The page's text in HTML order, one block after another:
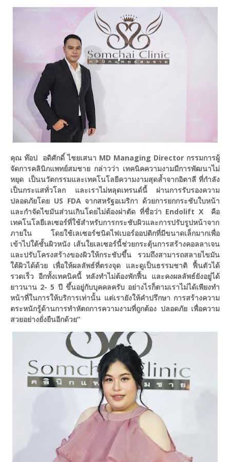
คุณ ท๊อป อดิศักดิ์ ไชยเสนา MD Managing Director กรรมการผู้
จัดการคลินิกแพทย์สมชาย กล่าวว่า เทคนิคความงามมีการพัฒนาไม่
หยุด เป็นนวัตกรรมและเทคโนโลยีความงามสุดล้ำจากอิตาลี ที่กำลัง
เป็นกระแสทั่วโลก และเราไม่หลุดเทรนด์นี้ ผ่านการรับรองความ
ปลอดภัยโดย US FDA จากสหรัฐอเมริกา ด้วยการยกกระชับใบหน้า
และกำจัดไขมันส่วนเกินโดยไม่ต้องผ่าตัด ที่ชื่อว่า Endolift X คือ
เทคโนโลยีเลเซอร์ที่ใช้สำหรับการกระชับผิวและการปรับรูปหน้าจาก
ภายใน โดยใช้เลเซอร์ชนิดไฟเบอร์ออปติกที่มีขนาดเล็กมากเพื่อ
เข้าไปใต้ชั้นผิวหนัง เส้นใยเลเซอร์นี้ช่วยกระตุ้นการสร้างคอลลาเจน
และปรับโครงสร้างของผิวให้กระชับขึ้น รวมถึงสามารถสลายไขมัน
ใต้ผิวได้ด้วย เพื่อให้ผลลัพธ์ที่ตรงจุด และดูเป็นธรรมชาติ ฟื้นตัวได้
รวดเร็ว อีกทั้งเทคนิคนี้ หลังทำไม่ต้องพักฟื้น และคงผลลัพธ์ยังอยู่ได้
ยาวนาน 2- 5 ปี ขึ้นอยู่กับบุคคลครับ อย่างไรก็ตามเราไม่ได้เพียงทำ
หน้าที่ในการให้บริการเท่านั้น แต่เรายังให้คำปรึกษา การสร้างความ
ตระหนักรู้ด้านการทำหัตถการความงามที่ถูกต้อง ปลอดภัย เพื่อความ
สวยอย่างยั่งยืนอีกด้วย”